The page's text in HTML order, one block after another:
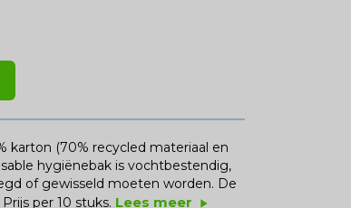
karton (70% recycled materiaal en
hygiënebak is vochtbestendig,
of gewisseld moeten worden. De
per 10 stuks. Lees meer play_arrow